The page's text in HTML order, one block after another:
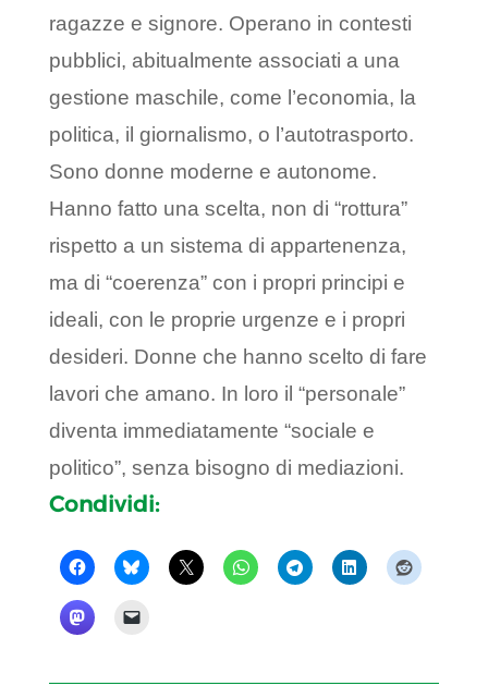
ragazze e signore. Operano in contesti
pubblici, abitualmente associati a una
gestione maschile, come l’economia, la
politica, il giornalismo, o l’autotrasporto.
Sono donne moderne e autonome.
Hanno fatto una scelta, non di “rottura”
rispetto a un sistema di appartenenza,
ma di “coerenza” con i propri principi e
ideali, con le proprie urgenze e i propri
desideri. Donne che hanno scelto di fare
lavori che amano. In loro il “personale”
diventa immediatamente “sociale e
politico”, senza bisogno di mediazioni.
Condividi: